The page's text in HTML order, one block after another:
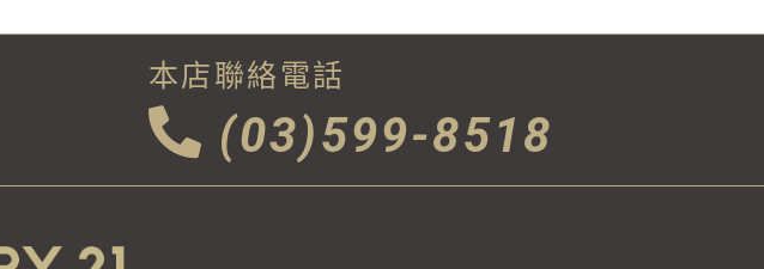
本店聯絡電話
(03)599-8518